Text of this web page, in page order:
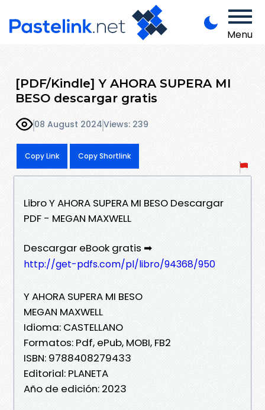
Menu
[PDF/Kindle] Y AHORA SUPERA MI
BESO descargar gratis
08 August 2024Views: 239
Copy Link Copy Shortlink
Libro Y AHORA SUPERA MI BESO Descargar
PDF - MEGAN MAXWELL
Descargar eBook gratis ➡
http://get-pdfs.com/pl/libro/94368/950
Y AHORA SUPERA MI BESO
MEGAN MAXWELL
Idioma: CASTELLANO
Formatos: Pdf, ePub, MOBI, FB2
ISBN: 9788408279433
Editorial: PLANETA
Año de edición: 2023